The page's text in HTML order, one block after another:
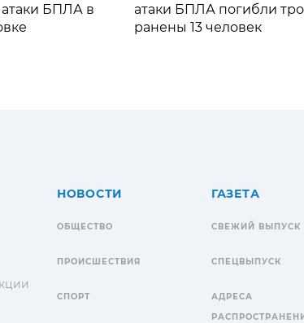
БПЛА в
атаки БПЛА погибли
ранены 13 человек
НОВОСТИ
ОБЩЕСТВО
ПРОИСШЕСТВИЯ
СПОРТ
ГАЗЕТА
СВЕЖИЙ ВЫПУСК
СПЕЦВЫПУСК
АДРЕСА